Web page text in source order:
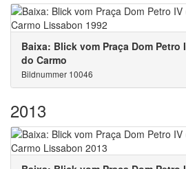
Baixa: Blick vom Praça Dom Petro
do Carmo
Bildnummer 10046
2013